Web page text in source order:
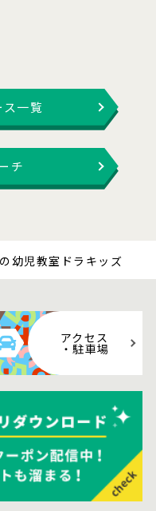
一覧
チ
幼児教室ドラキッズ
アクセス
・駐車場